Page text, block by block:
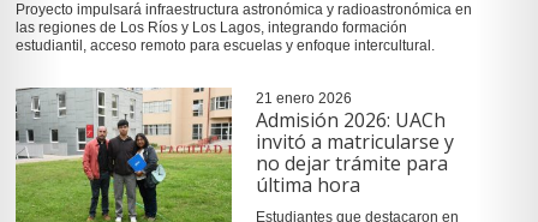
Proyecto impulsará infraestructura astronómica y radioastronómica en
las regiones de Los Ríos y Los Lagos, integrando formación
estudiantil, acceso remoto para escuelas y enfoque intercultural.
21 enero 2026
Admisión 2026: UACh
invitó a matricularse y
no dejar trámite para
última hora
Estudiantes que destacaron en